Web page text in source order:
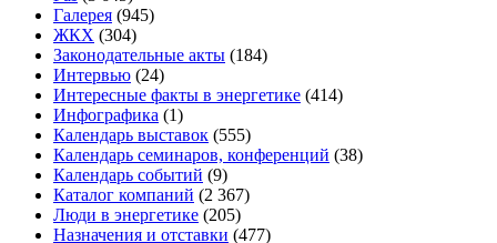
Галерея (945)
ЖКХ (304)
Законодательные акты (184)
Интервью (24)
Интересные факты в энергетике (414)
Инфографика (1)
Календарь выставок (555)
Календарь семинаров, конференций (38)
Календарь событий (9)
Каталог компаний (2 367)
Люди в энергетике (205)
Назначения и отставки (477)